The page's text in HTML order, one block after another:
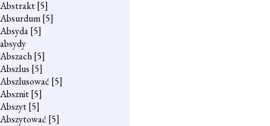
Abstrakt[5]
Absurdum[5]
Absyda[5]
absydy
Abszach[5]
Abszlus [5]
Abszlusować [5]
Absznit[5]
Abszyt[5]
Abszytować [5]